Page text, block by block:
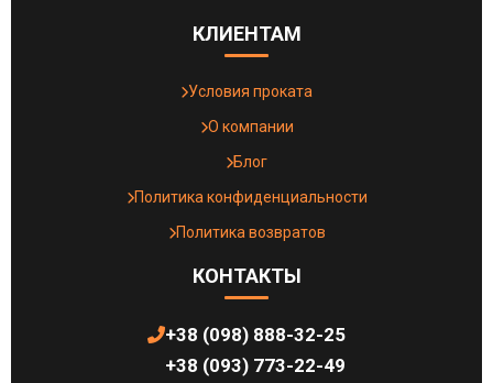
КЛИЕНТАМ
Условия проката
О компании
Блог
Политика конфиденциальности
Политика возвратов
КОНТАКТЫ
+38 (098) 888-32-25
+38 (093) 773-22-49